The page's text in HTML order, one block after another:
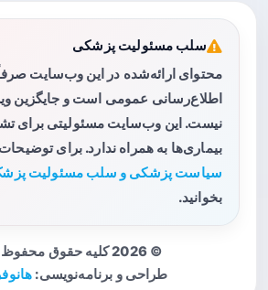
سلب مسئولیت پزشکی
محتوای ارائه‌شده در این وب‌سایت
اطلاع‌رسانی عمومی است و جایگزین
نیست. این وب‌سایت مسئولیتی برای
بیماری‌ها به همراه ندارد. برای
سیاست پزشکی و سلب مسئولیت
بخوانید.
© 2026 کلیه حقوق محفوظ است.
طراحی و برنامه‌نویسی: